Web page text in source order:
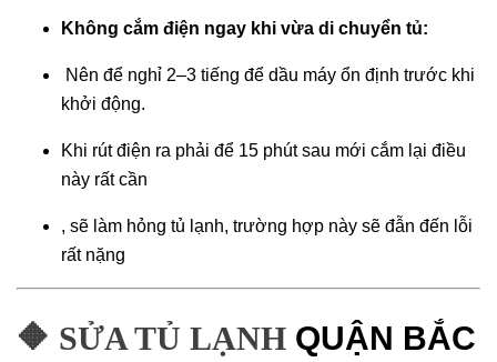
Không cắm điện ngay khi vừa di chuyển tủ:
Nên để nghỉ 2–3 tiếng để dầu máy ổn định trước khi
khởi động.
Khi rút điện ra phải để 15 phút sau mới cắm lại điều
này rất cần
, sẽ làm hỏng tủ lạnh, trường hợp này sẽ đẫn đến lỗi
rất nặng
🔶 SỬA TỦ LẠNH QUẬN BẮC